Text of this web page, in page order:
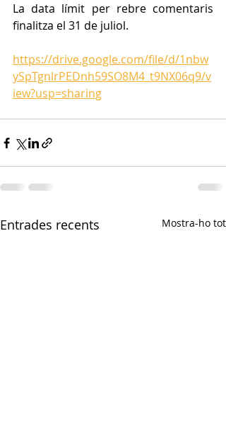
La data límit per rebre comentaris
finalitza el 31 de juliol.
https://drive.google.com/file/d/1nbw
ySpTgnlrPEDnh59SO8M4_t9NX06q9/v
iew?usp=sharing
Entrades recents Mostra-ho tot